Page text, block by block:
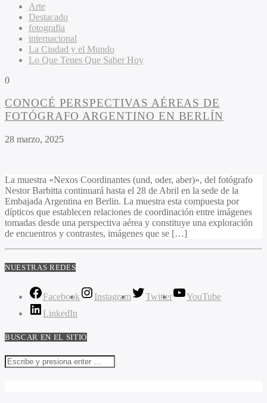
Arte
Destacado
fotografia
internacional
La Ciudad y el Mundo
Lo Que Tenes Que Saber Hoy
0
CONOCÉ PERSPECTIVAS AÉREAS DE
FOTÓGRAFO ARGENTINO EN BERLÍN
28 marzo, 2025
La muestra «Nexos Coordinantes (und, oder, aber)», del fotógrafo
Nestor Barbitta continuará hasta el 28 de Abril en la sede de la
Embajada Argentina en Berlin. La muestra esta compuesta por
dípticos que establecen relaciones de coordinación entre imágenes
tomadas desde una perspectiva aérea y constituye una exploración
de encuentros y contrastes, imágenes que se […]
NUESTRAS REDES
Facebook Instagram Twitter
YouTube
LinkedIn
BUSCAR EN EL SITIO